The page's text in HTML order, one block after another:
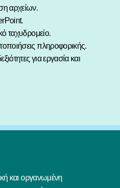
αρχείων.
ταχυδρομείο.
πληροφορικής.
για εργασία και
και οργανωμένη